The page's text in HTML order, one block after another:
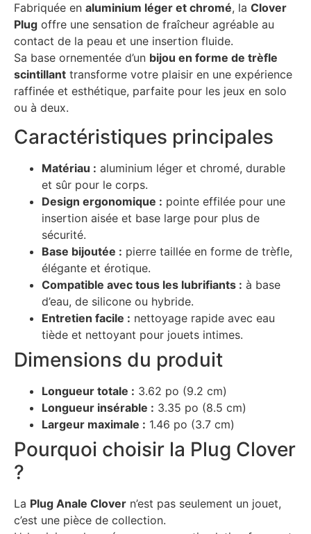
Fabriquée en aluminium léger et chromé, la Clover
Plug offre une sensation de fraîcheur agréable au
contact de la peau et une insertion fluide.
Sa base ornementée d’un bijou en forme de trèfle
scintillant transforme votre plaisir en une expérience
raffinée et esthétique, parfaite pour les jeux en solo
ou à deux.
Caractéristiques principales
Matériau : aluminium léger et chromé, durable
et sûr pour le corps.
Design ergonomique : pointe effilée pour une
insertion aisée et base large pour plus de
sécurité.
Base bijoutée : pierre taillée en forme de trèfle,
élégante et érotique.
Compatible avec tous les lubrifiants : à base
d’eau, de silicone ou hybride.
Entretien facile : nettoyage rapide avec eau
tiède et nettoyant pour jouets intimes.
Dimensions du produit
Longueur totale : 3.62 po (9.2 cm)
Longueur insérable : 3.35 po (8.5 cm)
Largeur maximale : 1.46 po (3.7 cm)
Pourquoi choisir la Plug Clover
?
La Plug Anale Clover n’est pas seulement un jouet,
c’est une pièce de collection.